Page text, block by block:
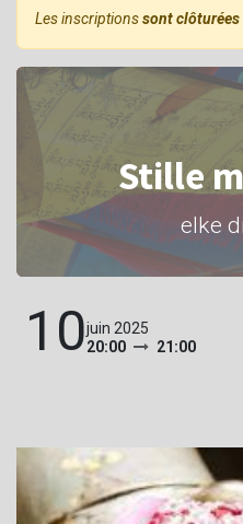
Les inscriptionssont clôturées
Stille
elke
10juin 2025
20:00
21:00